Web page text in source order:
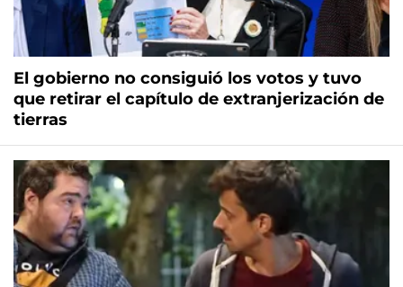
El gobierno no consiguió los votos y tuvo
que retirar el capítulo de extranjerización de
tierras